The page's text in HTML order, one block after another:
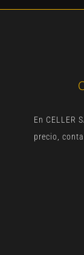
En CELLER
precio,